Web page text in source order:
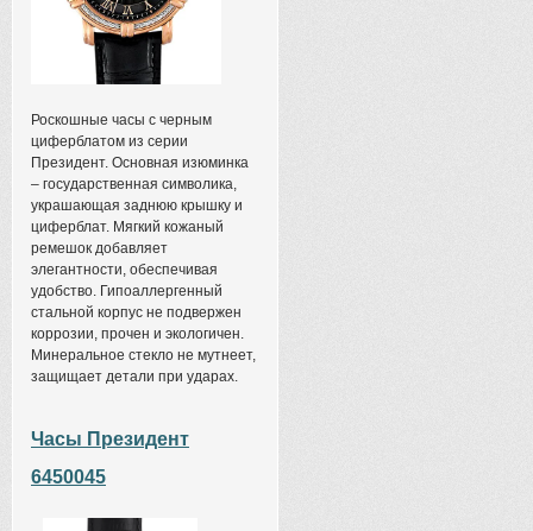
Роскошные часы с черным
циферблатом из серии
Президент. Основная изюминка
– государственная символика,
украшающая заднюю крышку и
циферблат. Мягкий кожаный
ремешок добавляет
элегантности, обеспечивая
удобство. Гипоаллергенный
стальной корпус не подвержен
коррозии, прочен и экологичен.
Минеральное стекло не мутнеет,
защищает детали при ударах.
Часы Президент
6450045